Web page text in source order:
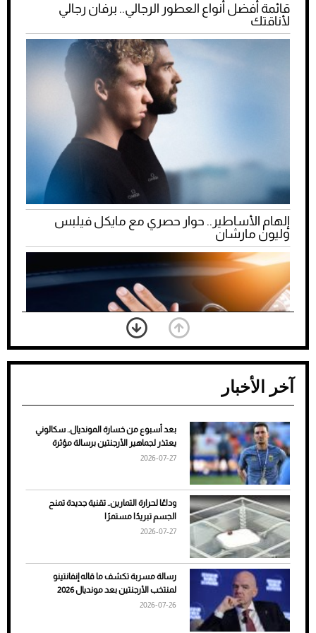
قائمة أفضل أنواع العطور الرجالي.. برفان رجالي
لأناقتك
إلهام الأساطير.. حوار حصري مع مايكل فيلبس
وليون مارشان
ضعف تبريد مكيف السيارة عند الوقوف.. أشهر
الأسباب والحلول
آخر الأخبار
بعد أسبوع من خسارة المونديال.. سكالوني
يعتذر لجماهير الأرجنتين برسالة مؤثرة
2026-07-27
وداعًا لحرارة التمارين.. تقنية جديدة تمنح
الجسم تبريدًا مستمرًا
2026-07-27
رسالة مسربة تكشف ما قاله إنفانتينو
لمنتخب الأرجنتين بعد مونديال 2026
2026-07-26